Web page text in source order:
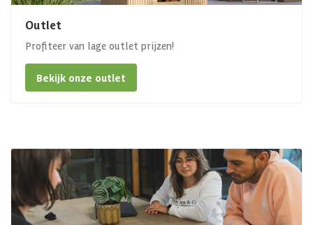
Outlet
Profiteer van lage outlet prijzen!
Bekijk onze outlet